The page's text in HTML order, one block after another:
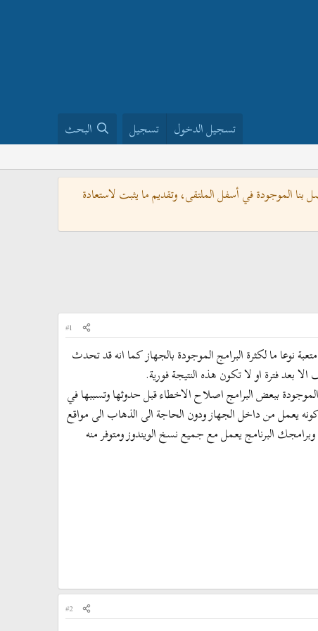
تسجيل الدخول تسجيل البحث
الموجودة في أسفل الملتقى، وتقديم ما يثبت لاستعادة
#1
نوعا ما لكثرة البرامج الموجودة بالجهاز كما انه قد تحدث
بعد فترة او لا تكون هذه النتيجة فورية.
ببعض البرامج اصلاح الاخطاء قبل حدوثها وتسببها في
يعمل من داخل الجهاز ودون الحاجة الى الذهاب الى مواقع
البرنامج يعمل مع جميع نسخ الويندوز ومتوفر منه
#2